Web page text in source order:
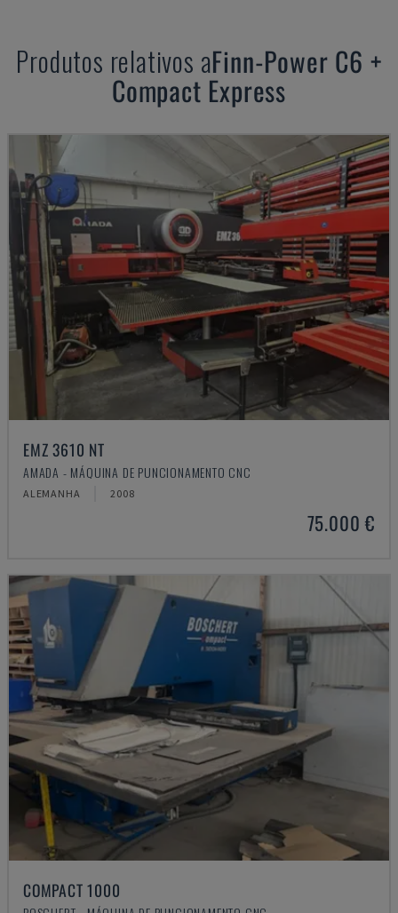
Produtos relativos aFinn-Power C6 +
Compact Express
EMZ 3610 NT
AMADA - MÁQUINA DE PUNCIONAMENTO CNC
ALEMANHA 2008
75.000 €
COMPACT 1000